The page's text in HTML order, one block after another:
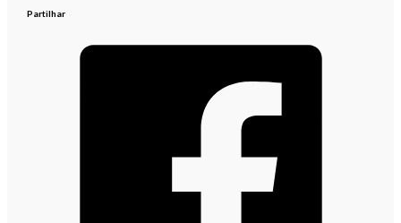
Partilhar